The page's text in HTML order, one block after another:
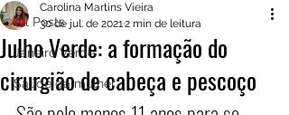
All Posts
Janeiro Verde
Saúde da mulher
Julho Verde: a formação do
cirurgião de cabeça e pescoço
Carolina Martins Vieira
30 de jul. de 20212 min de leitura